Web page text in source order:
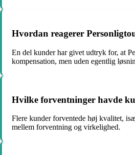
Hvordan reagerer
En del kunder har givet udtryk for, at
kompensation, men uden egentlig
Hvilke forventninger havde
Flere kunder forventede høj kvalitet,
mellem forventning og virkelighed.